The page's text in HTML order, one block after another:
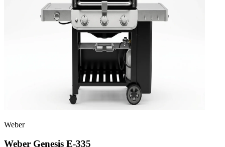
Weber
Weber Genesis E-335